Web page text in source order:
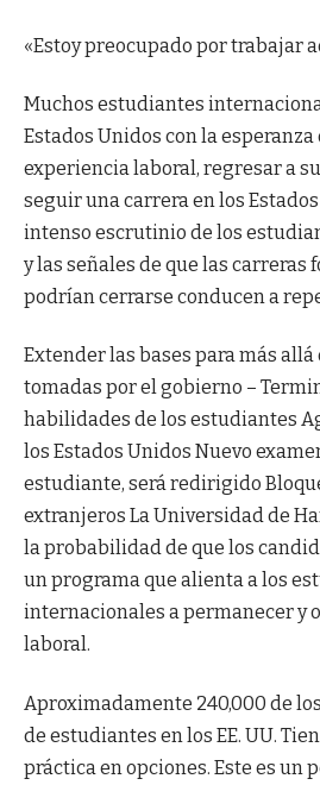
«Estoy preocupado por trabajar
Muchos estudiantes
Estados Unidos con la
experiencia laboral, regresar a
seguir una carrera en los
intenso escrutinio de los
y las señales de que las carreras
podrían cerrarse conducen a
Extender las bases para más
tomadas por el gobierno –
habilidades de los estudiantes
los Estados Unidos Nuevo
estudiante, será redirigido
extranjeros La Universidad de
la probabilidad de que los
un programa que alienta a los
internacionales a permanecer y
laboral.
Aproximadamente 240,000 de
de estudiantes en los EE. UU.
práctica en opciones. Este es un